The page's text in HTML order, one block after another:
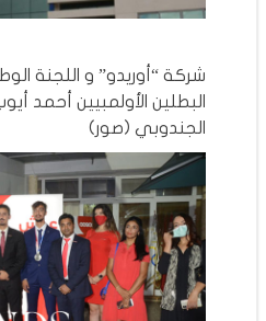
شركة “أوريدو” و اللجنة
البطلين الأولمبيين أحمد
الجندوبي (صور)